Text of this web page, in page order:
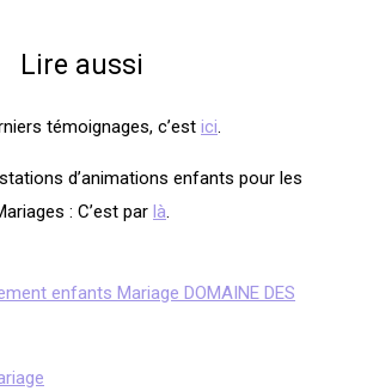
Lire aussi
témoignages, c’est ici.
d’animations enfants pour les
: C’est par là.
enfants Mariage DOMAINE DES